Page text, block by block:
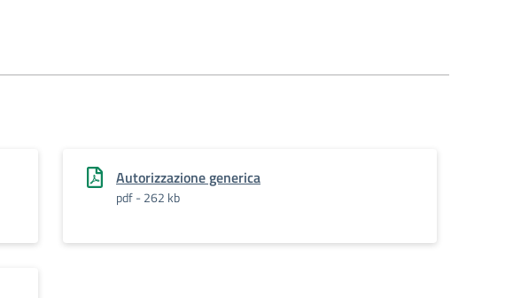
Autorizzazione generica
pdf - 262 kb